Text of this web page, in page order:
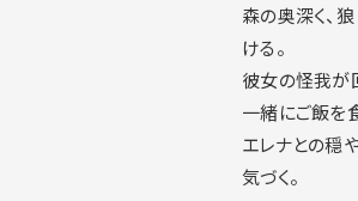
森の奥深く、
ける。
彼女の怪我が
一緒にご飯を
エレナとの穏
気づく。